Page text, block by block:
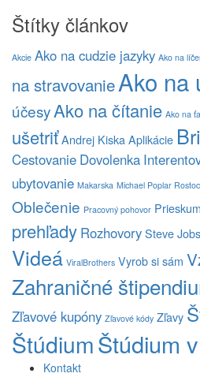
Štítky článkov
Akcie Ako na cudzie jazyky Ako na
na stravovanieAko na
účesyAko na čítanie Ako na
ušetriťAndrej KiskaAplikácie
Cestovanie Dovolenka
ubytovanie Makarska Michael Poplar
Oblečenie Pracovný pohovor Prieskum
prehľady RozhovorySteve Jobs
Videá ViralBrothers Vyrob si sám
Zahraničné
Zľavové kupóny Zľavové kódy Zľavy
ŠtúdiumŠtúdium
Kontakt